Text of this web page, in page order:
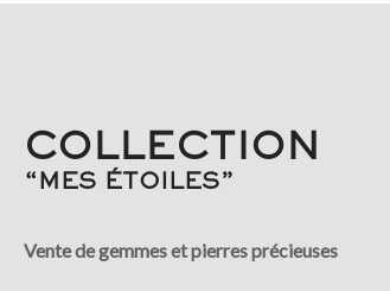
COLLECTION
“MES ÉTOILES”
Vente de gemmes et pierres précieuses